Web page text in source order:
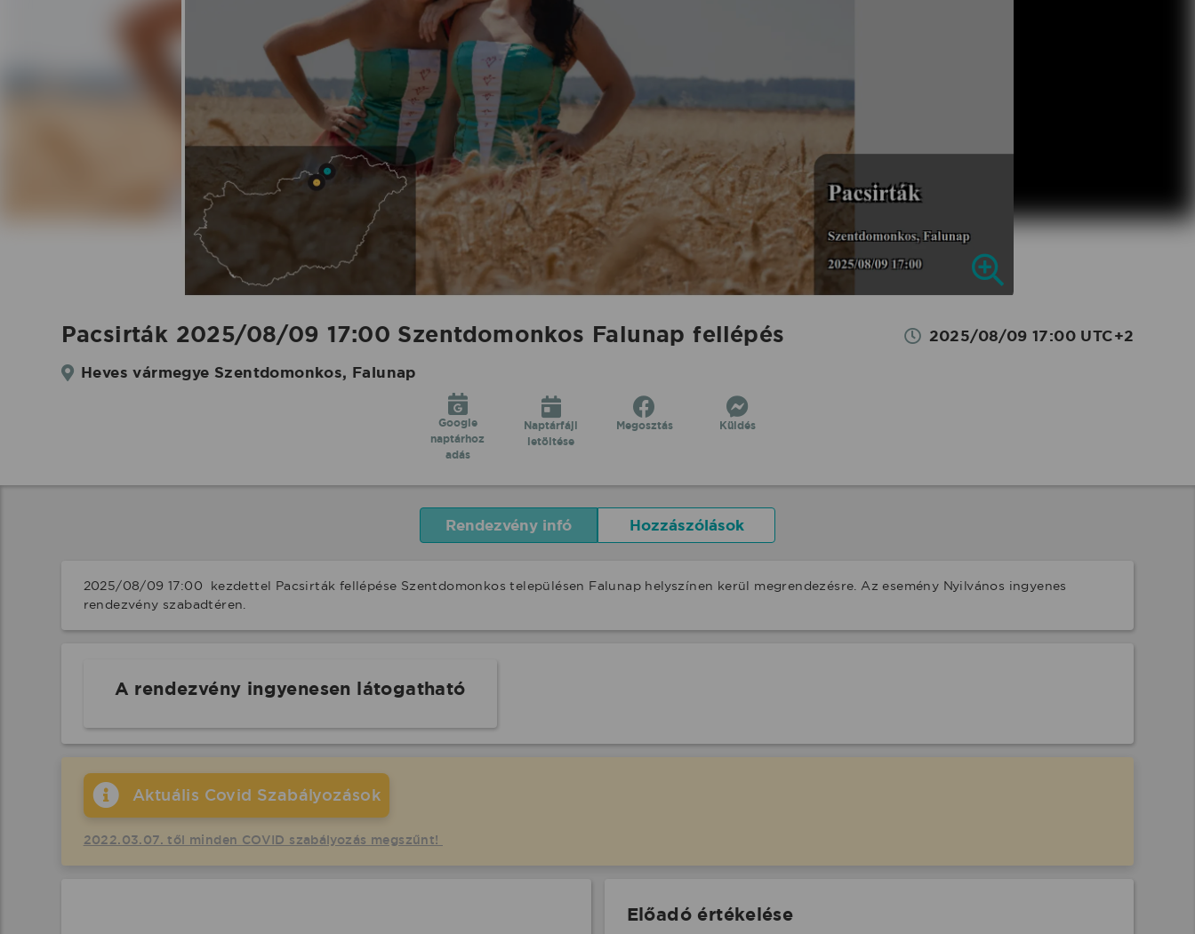
Koncertbooking
Pacsirták 2025/08/09 17:00 Szentdomonkos Falunap fellépés
2025/08/09 17:00 UTC+2
Heves vármegye Szentdomonkos, Falunap
Google
naptárhoz
adás
Naptárfájl
letöltése
Megosztás Küldés
Rendezvény infó Hozzászólások
2025/08/09 17:00  kezdettel Pacsirták fellépése Szentdomonkos településen Falunap helyszínen kerül megrendezésre. Az esemény Nyilvános ingyenes
rendezvény szabadtéren.
A rendezvény ingyenesen látogatható
Aktuális Covid Szabályozások
2022.03.07. től minden COVID szabályozás megszűnt!
Előadó értékelése